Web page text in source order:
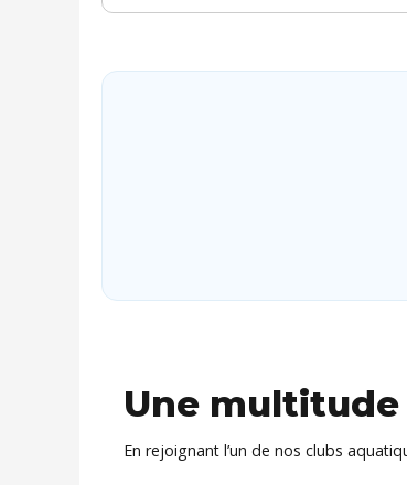
Une multitude
En rejoignant l’un de nos clubs